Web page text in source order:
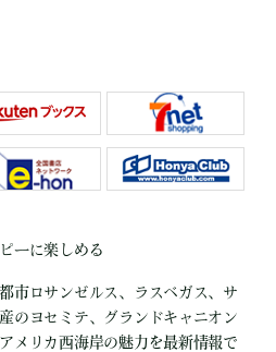
ーに楽しめる
市ロサンゼルス、ラスベガス、サ
のヨセミテ、グランドキャニオン
メリカ西海岸の魅力を最新情報で